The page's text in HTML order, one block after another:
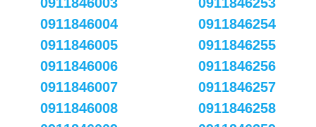
0911846004
0911846005
0911846006
0911846007
0911846008
0911846254
0911846255
0911846256
0911846257
0911846258